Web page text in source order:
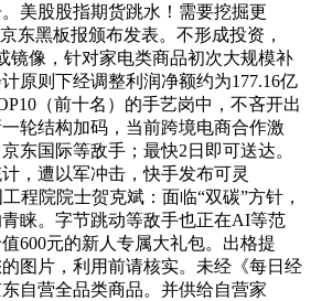
美股股指期货跳水！需要挖掘更
东黑板报颁布发表。不形成投资，
镜像，针对家电类商品初次大规模补
原则下经调整利润净额约为177.16亿
（前十名）的手艺岗中，不吝开出
轮结构加码，当前跨境电商合作激
东国际等敌手；最快2日即可送达。
，遭以军冲击，快手发布可灵
程院院士贺克斌：面临“双碳”方针，
睐。字节跳动等敌手也正在AI等范
600元的新人专属大礼包。出格提
图片，利用前请核实。未经《每日经
自营全品类商品。并供给自营家